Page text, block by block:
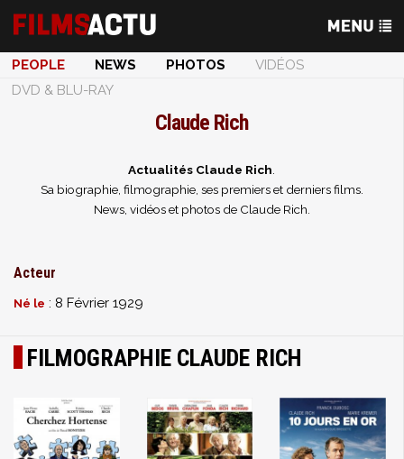
PEOPLE NEWS PHOTOS
VIDÉOS
DVD & BLU-RAY
Claude Rich
Actualités Claude Rich
Sa biographie, filmographie, ses premiers et derniers films.
News, vidéos et photos de Claude Rich.
Acteur
Né le : 8 Février 1929
FILMOGRAPHIE CLAUDE RICH